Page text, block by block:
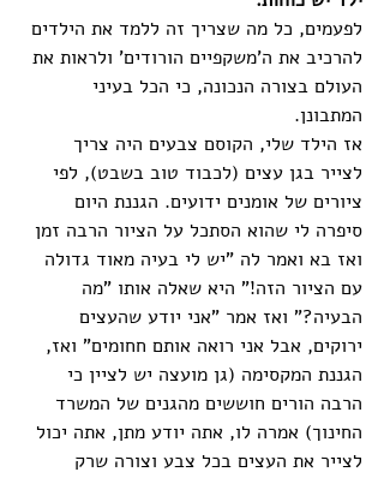
לפעמים, כל מה שצריך זה ללמד את הילדים
להרכיב את ה'משקפיים הורודים' ולראות את
העולם בצורה הנכונה, כי הכל בעיני
המתבונן.
אז הילד שלי, הקוסם צבעים היה צריך
לצייר בגן עצים (לכבוד טוב בשבט), לפי
ציורים של אומנים ידועים. הגננת היום
סיפרה לי שהוא הסתכל על הציור הרבה זמן
ואז בא ואמר לה "יש לי בעיה מאוד גדולה
עם הציור הזה!" היא שאלה אותו "מה
הבעיה?" ואז אמר "אני יודע שהעצים
ירוקים, אבל אני רואה אותם חחומים" ואז,
הגננת המקסימה (גן מועצה יש לציין כי
הרבה הורים חוששים מהגנים של המשרד
החינוך) אמרה לו, אתה יודע מתן, אתה יכול
לצייר את העצים בכל צבע וצורה שרק